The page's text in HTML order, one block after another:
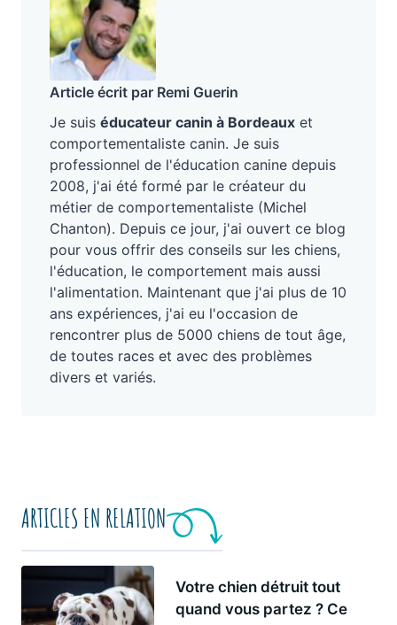
Article écrit par Remi Guerin
Je suis éducateur canin à Bordeaux et
comportementaliste canin. Je suis
professionnel de l'éducation canine depuis
2008, j'ai été formé par le créateur du
métier de comportementaliste (Michel
Chanton). Depuis ce jour, j'ai ouvert ce blog
pour vous offrir des conseils sur les chiens,
l'éducation, le comportement mais aussi
l'alimentation. Maintenant que j'ai plus de 10
ans expériences, j'ai eu l'occasion de
rencontrer plus de 5000 chiens de tout âge,
de toutes races et avec des problèmes
divers et variés.
ARTICLES EN RELATION
Votre chien détruit tout
quand vous partez ? Ce